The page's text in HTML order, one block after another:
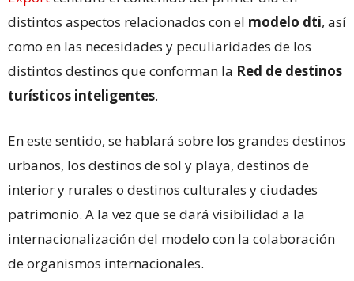
distintos aspectos relacionados con el modelo dti, así
como en las necesidades y peculiaridades de los
distintos destinos que conforman la Red de destinos
turísticos inteligentes.
En este sentido, se hablará sobre los grandes destinos
urbanos, los destinos de sol y playa, destinos de
interior y rurales o destinos culturales y ciudades
patrimonio. A la vez que se dará visibilidad a la
internacionalización del modelo con la colaboración
de organismos internacionales.